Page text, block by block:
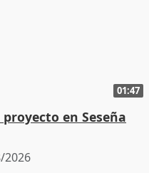
01:47
en Seseña
2026